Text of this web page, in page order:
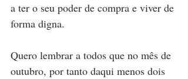
a ter o seu poder de compra e viver de
forma digna.
Quero lembrar a todos que no mês de
outubro, por tanto daqui menos dois